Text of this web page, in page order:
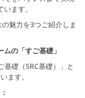
ます。
魅力を3つご紹介しま
の「すご基礎」
礎（SRC基礎）」と
ます。